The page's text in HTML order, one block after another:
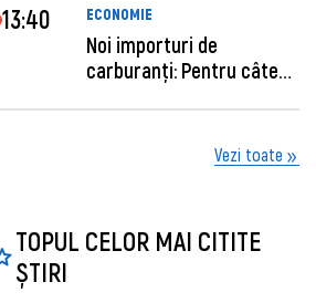
13:40 ECONOMIE
Noi importuri de
carburanți: Pentru câte
Vezi toate
TOPUL CELOR MAI CITITE
ȘTIRI